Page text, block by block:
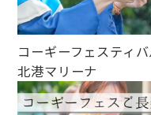
コーギーフェスティ
北港マリーナ